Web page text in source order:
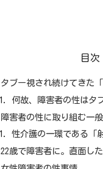
目次
タブー視され続けてきた「
何故、障害者の性はタ
障害者の性に取り組む一
性介護の一環である「
22歳で障害者に。直面し